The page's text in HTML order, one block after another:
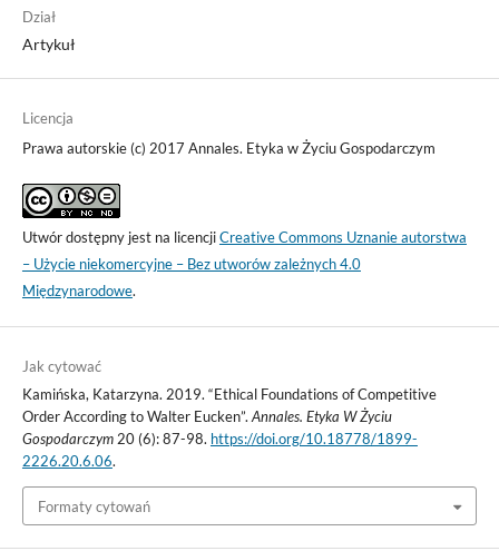
Dział
Artykuł
Licencja
Prawa autorskie (c) 2017 Annales. Etyka w Życiu Gospodarczym
Utwór dostępny jest na licencjiCreative Commons Uznanie autorstwa
– Użycie niekomercyjne – Bez utworów zależnych 4.0
Międzynarodowe.
Jak cytować
Kamińska, Katarzyna. 2019. “Ethical Foundations of Competitive
Order According to Walter Eucken”.Annales. Etyka W Życiu
Gospodarczym20 (6): 87-98. https://doi.org/10.18778/1899-
2226.20.6.06.
Formaty cytowań